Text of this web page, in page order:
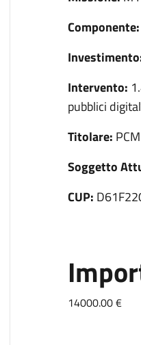
Componente:
Intervento:
pubblici
Titolare:
Soggetto
CUP:
14000.00 €